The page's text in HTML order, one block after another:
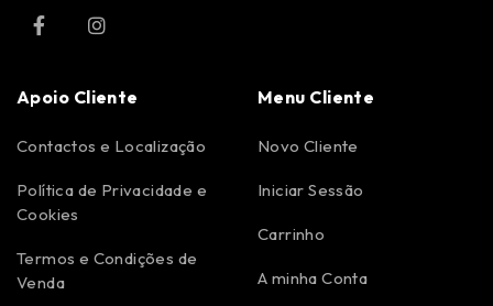
Apoio Cliente
Contactos e Localização
Política de Privacidade e
Cookies
Termos e Condições de
Venda
Menu Cliente
Novo Cliente
Iniciar Sessão
Carrinho
A minha Conta